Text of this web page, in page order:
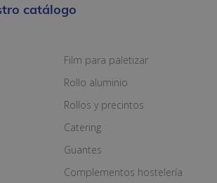
catálogo
Film para paletizar
Rollo aluminio
Rollos y precintos
Catering
Guantes
Complementos hostelería